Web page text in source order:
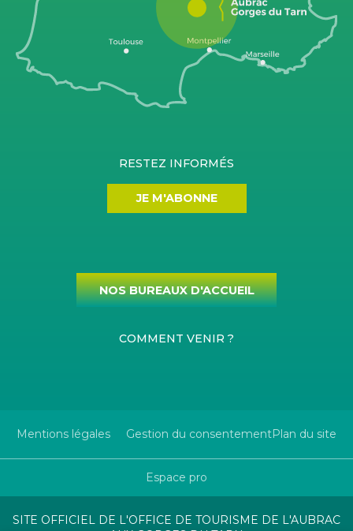
RESTEZ INFORMÉS
JE M'ABONNE
NOS BUREAUX D'ACCUEIL
COMMENT VENIR ?
Mentions légales Gestion du consentementPlan du site
SITE OFFICIEL DE L'OFFICE DE TOURISME DE L'AUBRAC
Espace pro